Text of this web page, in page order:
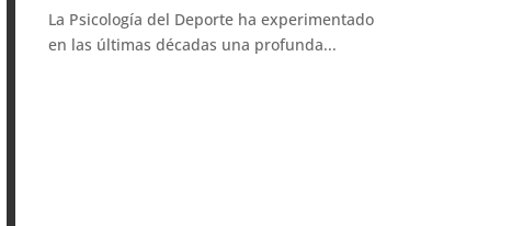
La Psicología del Deporte ha experimentado
en las últimas décadas una profunda...